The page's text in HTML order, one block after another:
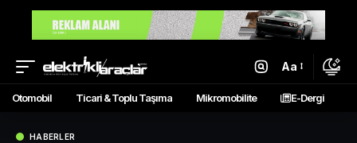
Aa
Otomobil Ticari & Toplu Taşıma Mikromobilite E-Dergi
HABERLER